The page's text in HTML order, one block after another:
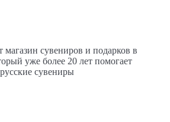
сувениров и подарков в
уже более 20 лет помогает
сувениры